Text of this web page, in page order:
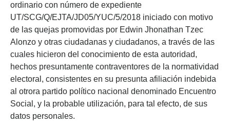
ordinario con número de expediente
UT/SCG/Q/EJTA/JD05/YUC/5/2018 iniciado con motivo
de las quejas promovidas por Edwin Jhonathan Tzec
Alonzo y otras ciudadanas y ciudadanos, a través de las
cuales hicieron del conocimiento de esta autoridad,
hechos presuntamente contraventores de la normatividad
electoral, consistentes en su presunta afiliación indebida
al otrora partido político nacional denominado Encuentro
Social, y la probable utilización, para tal efecto, de sus
datos personales.